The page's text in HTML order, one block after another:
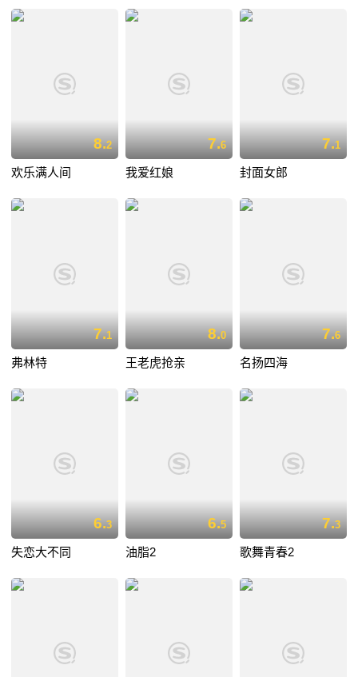
8.2
欢乐满人间
7.6
我爱红娘
7.1
封面女郎
7.1
弗林特
8.0
王老虎抢亲
7.6
名扬四海
6.3
失恋大不同
6.5
油脂2
7.3
歌舞青春2